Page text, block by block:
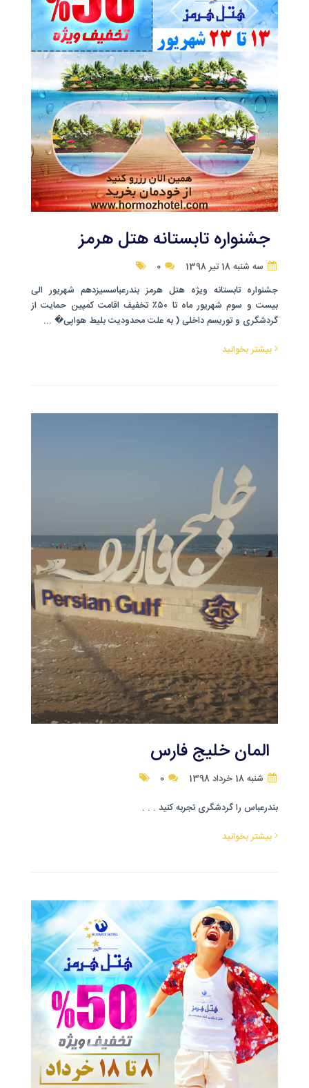
جشنواره تابستانه هتل هرمز
سه شنبه 18 تیر 1398
‌جشنواره تابستانه ویژه هتل هرمز بندرعباسسیزدهم شهریور الی
بیست و سوم شهریور ماه تا ۵۰٪ تخفیف اقامت کمپین حمایت از
گردشگری و توریسم داخلی ( به علت محدودیت بلیط هواپی� ...
بیشتر بخوانید
المان خلیج فارس
شنبه 18 خرداد 1398
بندرعباس را گردشگری تجربه کنید . . .
بیشتر بخوانید